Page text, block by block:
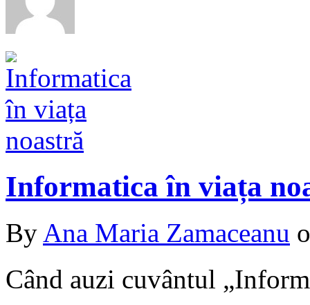
Informatica în viața
By Ana Maria Zamaceanu
Când auzi cuvântul